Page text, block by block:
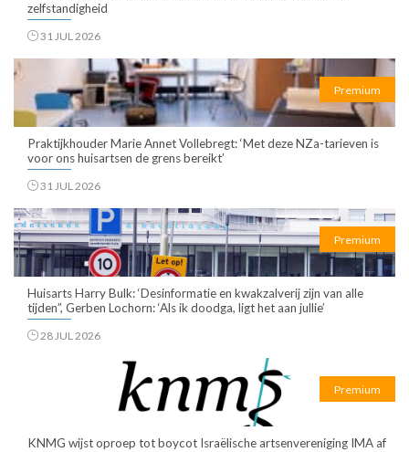
zelfstandigheid
31 JUL 2026
Premium
Praktijkhouder Marie Annet Vollebregt: ‘Met deze NZa-tarieven is
voor ons huisartsen de grens bereikt’
31 JUL 2026
Premium
Huisarts Harry Bulk: ‘Desinformatie en kwakzalverij zijn van alle
tijden”, Gerben Lochorn: ‘Als ik doodga, ligt het aan jullie’
28 JUL 2026
Premium
KNMG wijst oproep tot boycot Israëlische artsenvereniging IMA af